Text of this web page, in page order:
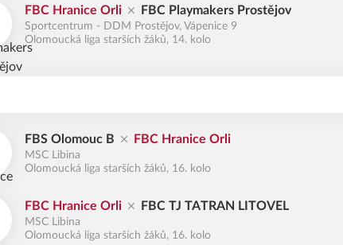
FBC Hranice Orli FBC Playmakers Prostějov
Sportcentrum - DDM Prostějov, Vápenice 9
Olomoucká liga starších žáků, 14. kolo
FBS Olomouc B FBC Hranice Orli
MSC Libina
Olomoucká liga starších žáků, 16. kolo
FBC Hranice Orli FBC TJ TATRAN LITOVEL
MSC Libina
Olomoucká liga starších žáků, 16. kolo